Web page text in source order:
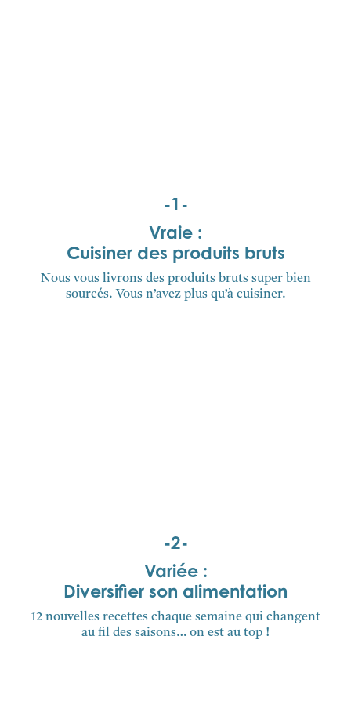
-1-
Vraie :
Cuisiner des produits bruts
Nous vous livrons des produits bruts super bien
sourcés. Vous n’avez plus qu’à cuisiner.
-2-
Variée :
Diversifier son alimentation
12 nouvelles recettes chaque semaine qui changent
au fil des saisons… on est au top !